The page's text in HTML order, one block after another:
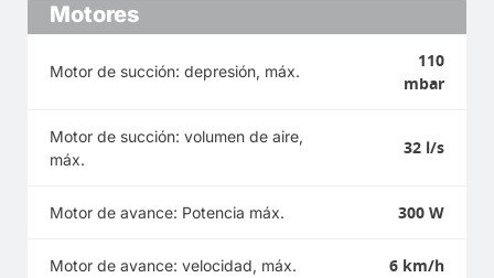
Motores
Motor de succión: depresión, máx.
110
mbar
Motor de succión: volumen de aire,
máx.
32 l/s
Motor de avance: Potencia máx. 300 W
Motor de avance: velocidad, máx. 6 km/h